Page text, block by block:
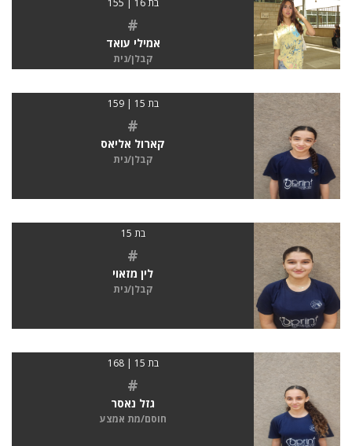
בת 16 | 155
#
אמילי עואד
קבלן/נית
בת 15 | 159
#
קארול אליאס
קבלן/נית
בת 15
#
לין מזאוי
קבלן/נית
בת 15 | 168
#
גזל נאסר
חוסם/מת אמצע